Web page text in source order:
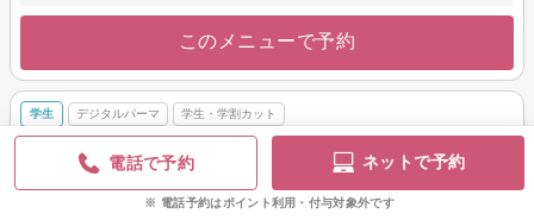
このメニューで予約
学生 デジタルパーマ 学生・学割カット
【学割｜24歳以下】似合わせカット＆オイルinデジタルパーマ
￥10.900
【学割｜24歳以下】似合わせカット、ダメージを抑えた浸透オイル配合の
電話で予約 ネットで予約
電話予約はポイント利用・付与対象外です